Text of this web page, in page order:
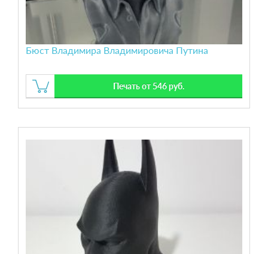
Бюст Владимира Владимировича Путина
Печать от 546 руб.